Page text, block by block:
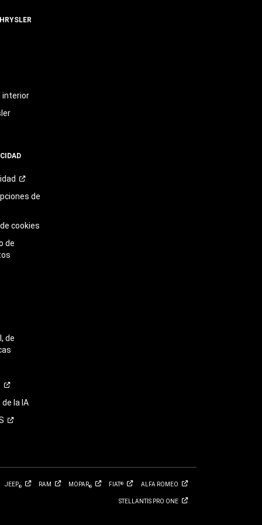
interior
de
cookies
de
de
la IA
JEEP® RAM MOPAR® FIAT® ALFA ROMEO
STELLANTIS PRO ONE